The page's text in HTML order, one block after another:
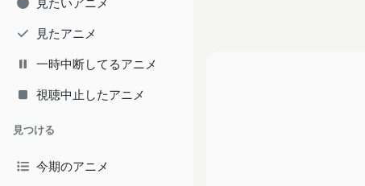
見たアニメ
一時中断してるアニメ
視聴中止したアニメ
見つける
今期のアニメ